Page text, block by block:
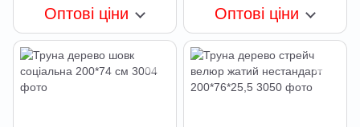
Оптові ціни Оптові ціни